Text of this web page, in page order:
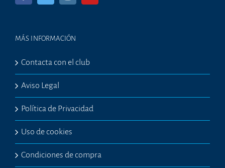
MÁS INFORMACIÓN
Contacta con el club
Aviso Legal
Política de Privacidad
Uso de cookies
Condiciones de compra